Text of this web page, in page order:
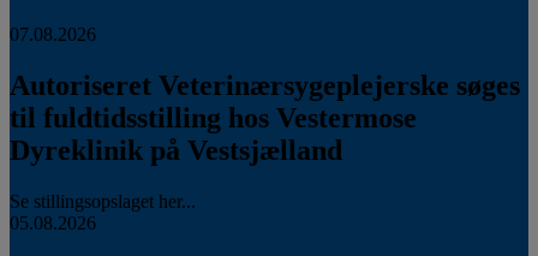
07.08.2026
Autoriseret Veterinærsygeplejerske søges
til fuldtidsstilling hos Vestermose
Dyreklinik på Vestsjælland
Se stillingsopslaget her...
05.08.2026